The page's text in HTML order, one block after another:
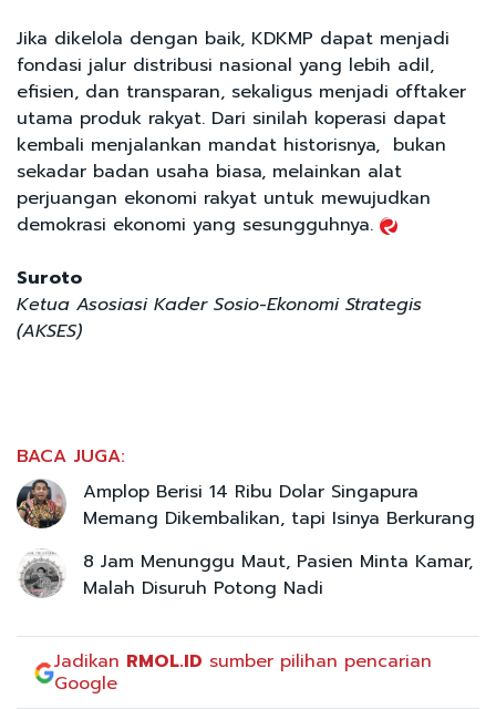
Jika dikelola dengan baik, KDKMP dapat menjadi
fondasi jalur distribusi nasional yang lebih adil,
efisien, dan transparan, sekaligus menjadi offtaker
utama produk rakyat. Dari sinilah koperasi dapat
kembali menjalankan mandat historisnya, bukan
sekadar badan usaha biasa, melainkan alat
perjuangan ekonomi rakyat untuk mewujudkan
demokrasi ekonomi yang sesungguhnya.
Suroto
Ketua Asosiasi Kader Sosio-Ekonomi Strategis
(AKSES)
BACA JUGA:
Amplop Berisi 14 Ribu Dolar Singapura
Memang Dikembalikan, tapi Isinya Berkurang
8 Jam Menunggu Maut, Pasien Minta Kamar,
Malah Disuruh Potong Nadi
Jadikan RMOL.ID sumber pilihan pencarian
Google